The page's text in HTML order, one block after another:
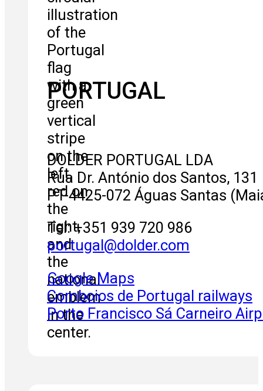
PORTUGAL
DOLDER PORTUGAL LDA
Rua Dr. António dos Santos, 131
PT-4425-072 Águas Santas
Tel: +351 939 720 986
portugal@dolder.com
Google Maps
Comboios de Portugal railways
Porto Francisco Sá Carneiro